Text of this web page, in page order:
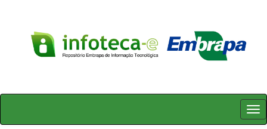
Skip